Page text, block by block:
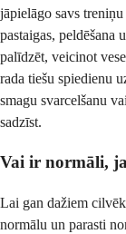
jāpielāgo savs
pastaigas, peldēšana
palīdzēt, veicinot
rada tiešu spiedienu
smagu svarcelšanu
sadzīst.
Vai ir normāli,
Lai gan dažiem
normālu un parasti